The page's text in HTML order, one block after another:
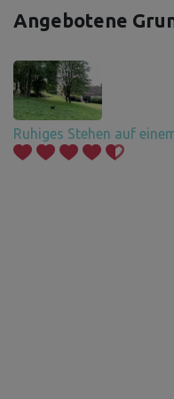
Angebotene
Ruhiges Stehen auf